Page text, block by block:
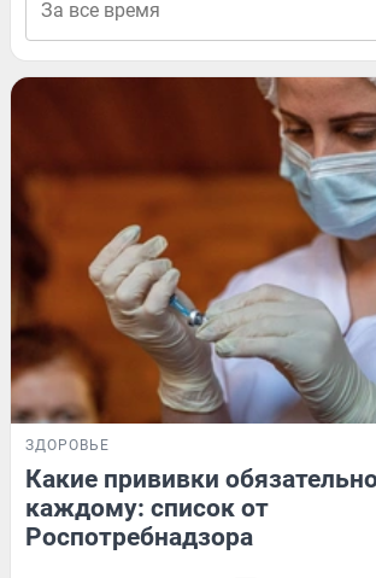
ЗДОРОВЬЕ
Какие прививки
каждому: список от
Роспотребнадзора